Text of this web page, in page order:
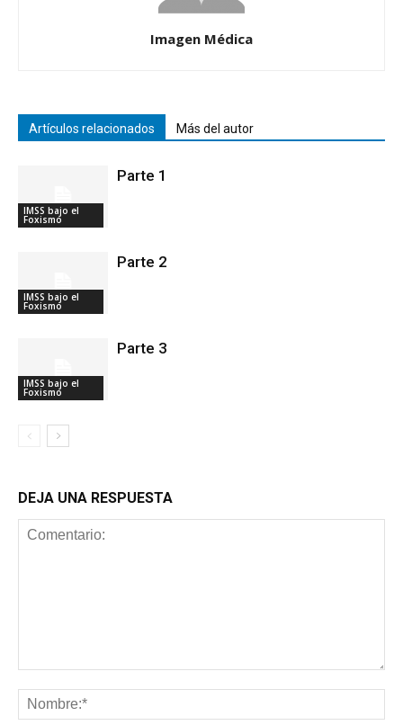
Imagen Médica
Artículos relacionados Más del autor
IMSS bajo el
Foxismo
Parte 1
IMSS bajo el
Foxismo
Parte 2
IMSS bajo el
Foxismo
Parte 3
DEJA UNA RESPUESTA